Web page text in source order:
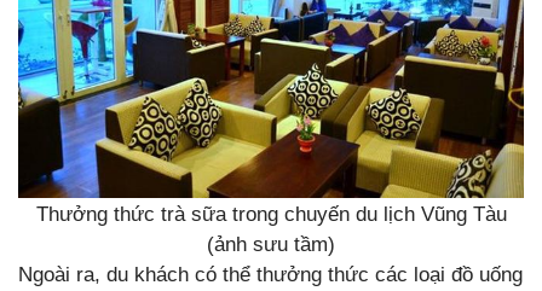
Thưởng thức trà sữa trong chuyến du lịch Vũng Tàu
(ảnh sưu tầm)
Ngoài ra, du khách có thể thưởng thức các loại đồ uống